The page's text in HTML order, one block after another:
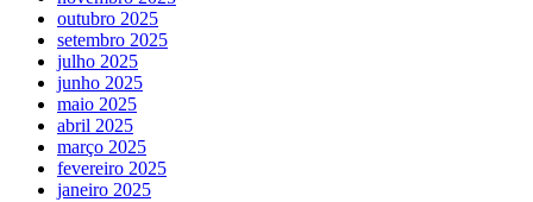
outubro 2025
setembro 2025
julho 2025
junho 2025
maio 2025
abril 2025
março 2025
fevereiro 2025
janeiro 2025